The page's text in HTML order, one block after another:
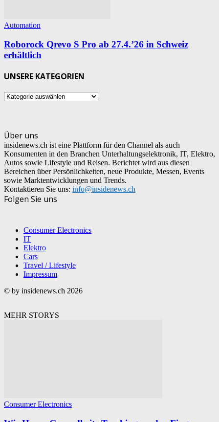
Automation
Roborock Qrevo S Pro ab 27.4.’26 in Schweiz
erhältlich
UNSERE KATEGORIEN
UNSERE
Über uns
insidenews.ch ist eine Plattform für den Channel als auch
Konsumenten in den Branchen Unterhaltungselektronik, IT, Elektro,
Autos sowie Lifestyle und Reisen. Berichtet wird aus diesen
Bereichen über Persönlichkeiten, neue Produkte, Messen, Events
sowie Marktentwicklungen und Trends.
Kontaktieren Sie uns: info@insidenews.ch
Folgen Sie uns
Consumer Electronics
IT
Elektro
Cars
Travel / Lifestyle
Impressum
© by insidenews.ch 2026
MEHR STORYS
Consumer Electronics